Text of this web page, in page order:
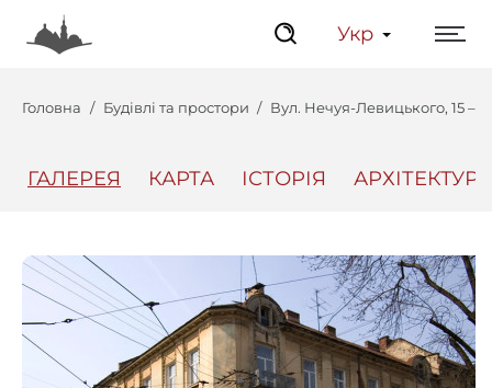
Укр
Головна Будівлі та простори Вул. Нечуя-Левицького, 15 –
ГАЛЕРЕЯ КАРТА ІСТОРІЯ АРХІТЕКТУРА